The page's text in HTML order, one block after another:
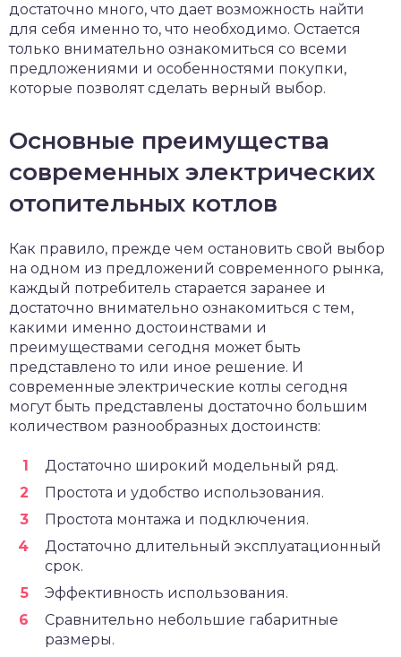
достаточно много, что дает возможность найти
для себя именно то, что необходимо. Остается
только внимательно ознакомиться со всеми
предложениями и особенностями покупки,
которые позволят сделать верный выбор.
Основные преимущества
современных электрических
отопительных котлов
Как правило, прежде чем остановить свой выбор
на одном из предложений современного рынка,
каждый потребитель старается заранее и
достаточно внимательно ознакомиться с тем,
какими именно достоинствами и
преимуществами сегодня может быть
представлено то или иное решение. И
современные электрические котлы сегодня
могут быть представлены достаточно большим
количеством разнообразных достоинств:
Достаточно широкий модельный ряд.
Простота и удобство использования.
Простота монтажа и подключения.
Достаточно длительный эксплуатационный
срок.
Эффективность использования.
Сравнительно небольшие габаритные
размеры.